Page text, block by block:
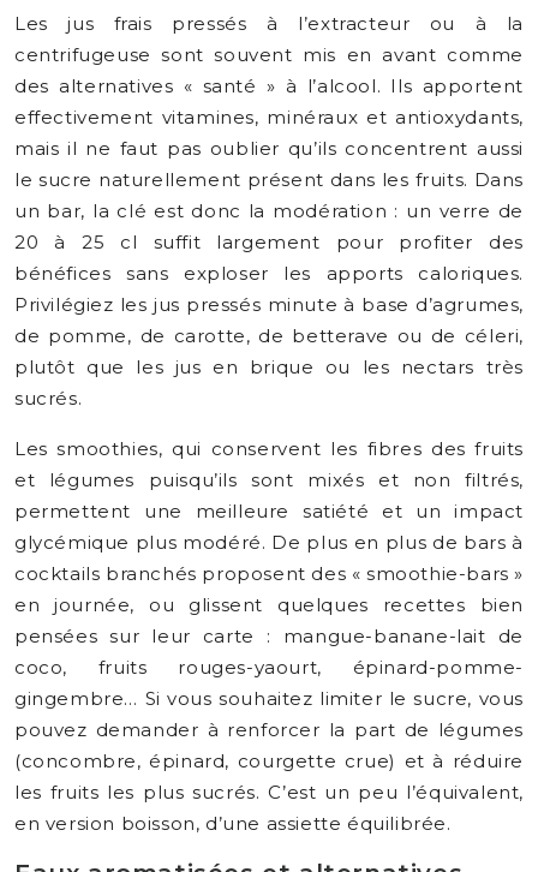
Les jus frais pressés à l’extracteur ou à la
centrifugeuse sont souvent mis en avant comme
des alternatives « santé » à l’alcool. Ils apportent
effectivement vitamines, minéraux et antioxydants,
mais il ne faut pas oublier qu’ils concentrent aussi
le sucre naturellement présent dans les fruits. Dans
un bar, la clé est donc la modération : un verre de
20 à 25 cl suffit largement pour profiter des
bénéfices sans exploser les apports caloriques.
Privilégiez les jus pressés minute à base d’agrumes,
de pomme, de carotte, de betterave ou de céleri,
plutôt que les jus en brique ou les nectars très
sucrés.
Les smoothies, qui conservent les fibres des fruits
et légumes puisqu’ils sont mixés et non filtrés,
permettent une meilleure satiété et un impact
glycémique plus modéré. De plus en plus de bars à
cocktails branchés proposent des « smoothie-bars »
en journée, ou glissent quelques recettes bien
pensées sur leur carte : mangue-banane-lait de
coco, fruits rouges-yaourt, épinard-pomme-
gingembre… Si vous souhaitez limiter le sucre, vous
pouvez demander à renforcer la part de légumes
(concombre, épinard, courgette crue) et à réduire
les fruits les plus sucrés. C’est un peu l’équivalent,
en version boisson, d’une assiette équilibrée.